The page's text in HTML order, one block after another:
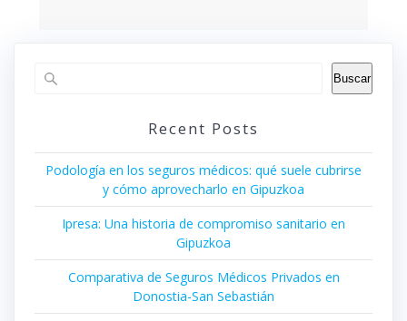
Buscar
Recent Posts
Podología en los seguros médicos: qué suele cubrirse
y cómo aprovecharlo en Gipuzkoa
Ipresa: Una historia de compromiso sanitario en
Gipuzkoa
Comparativa de Seguros Médicos Privados en
Donostia-San Sebastián